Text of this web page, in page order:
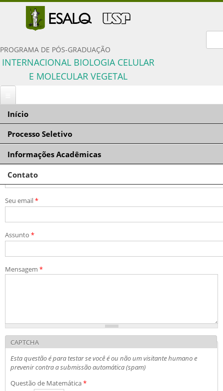
PROGRAMA DE PÓS-GRADUAÇÃO
INTERNACIONAL BIOLOGIA CELULAR
E MOLECULAR VEGETAL
Início
Processo Seletivo
Inscrição
Condições
Critérios de seleção
Candidatos estrangeiros
Exames e arguições
Informações Acadêmicas
Comissão Coordenadora
Orientadores e linhas de pesquisa
Disciplinas do programa
Proficiência em língua inglesa
Regimentos e regulamentos
Contato
Você está aqui
Contato
Seu nome*
Seu email*
Assunto *
Mensagem *
CAPTCHA
Esta questão é para testar se você é ou não um visitante humano e
prevenir contra a submissão automática (spam)
Questão de Matemática*